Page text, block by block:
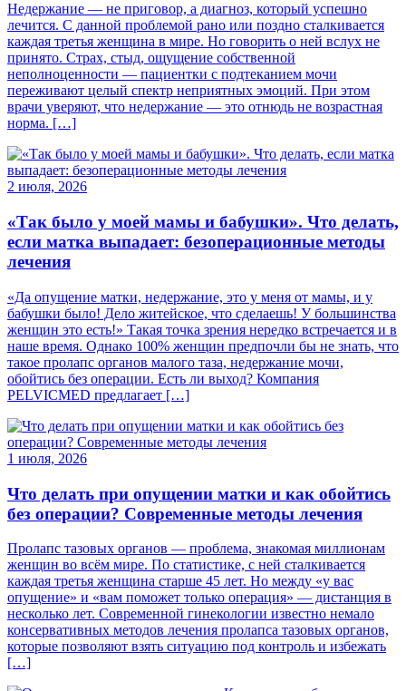
Недержание — не приговор, а диагноз, который успешно
лечится. С данной проблемой рано или поздно сталкивается
каждая третья женщина в мире. Но говорить о ней вслух не
принято. Страх, стыд, ощущение собственной
неполноценности — пациентки с подтеканием мочи
переживают целый спектр неприятных эмоций. При этом
врачи уверяют, что недержание — это отнюдь не возрастная
норма. […]
2 июля, 2026
«Так было у моей мамы и бабушки». Что делать,
если матка выпадает: безоперационные методы
лечения
«Да опущение матки, недержание, это у меня от мамы, и у
бабушки было! Дело житейское, что сделаешь! У большинства
женщин это есть!» Такая точка зрения нередко встречается и в
наше время. Однако 100% женщин предпочли бы не знать, что
такое пролапс органов малого таза, недержание мочи,
обойтись без операции. Есть ли выход? Компания
PELVICMED предлагает […]
1 июля, 2026
Что делать при опущении матки и как обойтись
без операции? Современные методы лечения
Пролапс тазовых органов — проблема, знакомая миллионам
женщин во всём мире. По статистике, с ней сталкивается
каждая третья женщина старше 45 лет. Но между «у вас
опущение» и «вам поможет только операция» — дистанция в
несколько лет. Современной гинекологии известно немало
консервативных методов лечения пролапса тазовых органов,
которые позволяют взять ситуацию под контроль и избежать
[…]